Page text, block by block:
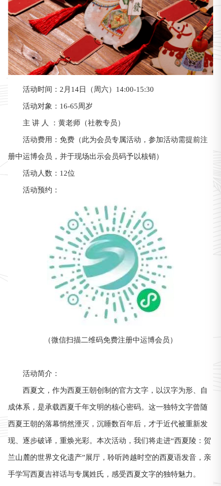
活动时间：2月14日（周六）14:00-15:30
活动对象：16-65周岁
主 讲 人 ：黄老师（社教专员）
活动费用：免费（此为会员专属活动，参加活动需提前注
册中运博会员，并于现场出示会员码予以核销）
活动人数：12位
活动预约：
（微信扫描二维码免费注册中运博会员）
活动简介：
西夏文，作为西夏王朝创制的官方文字，以汉字为形、自
成体系，是承载西夏千年文明的核心密码。这一独特文字曾随
西夏王朝的落幕悄然湮灭，沉睡数百年后，才于近代被重新发
现、逐步破译，重焕光彩。本次活动，我们将走进“西夏陵：贺
兰山麓的世界文化遗产”展厅，聆听跨越时空的西夏语发音，亲
手学写西夏吉祥话与专属姓氏，感受西夏文字的独特魅力。